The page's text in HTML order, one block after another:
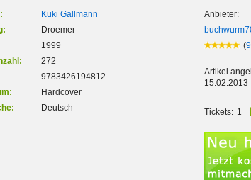
Kuki Gallmann
Droemer
1999
272
9783426194812
Hardcover
Deutsch
Anbieter:
(
Artikel
15.02.2013
Tickets: 1